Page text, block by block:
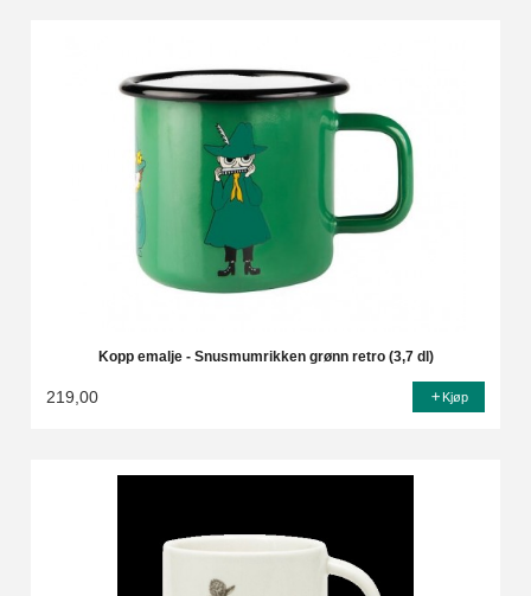
Kopp emalje - Snusmumrikken grønn retro (3,7 dl)
219,00 Kjøp